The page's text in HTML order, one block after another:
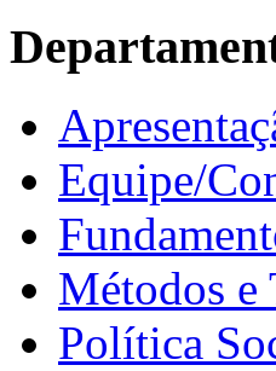
Equipe/
Métodos e
Política